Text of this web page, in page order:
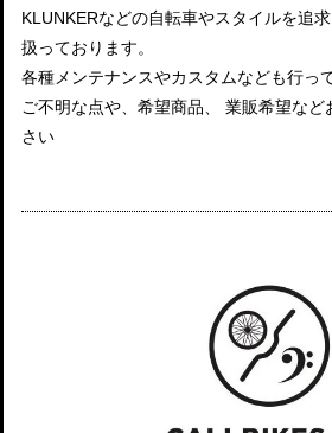
KLUNKERなどの自転車やスタイルを追
扱っております。
各種メンテナンスやカスタムなども行っ
ご不明な点や、希望商品、 業販希望な
さい